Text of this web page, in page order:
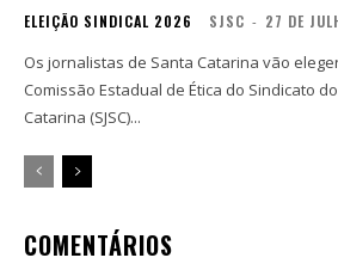
ELEIÇÃO SINDICAL 2026 SJSC - 27 DE
Os jornalistas de Santa Catarina vão
Comissão Estadual de Ética do Sindicato
Catarina (SJSC)...
COMENTÁRIOS